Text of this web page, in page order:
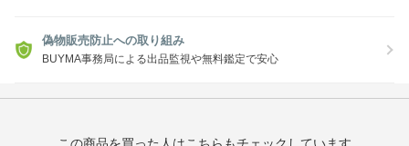
偽物販売防止への取り組み
BUYMA事務局による出品監視や無料鑑定で安心
この商品を買った人はこちらもチェックしています